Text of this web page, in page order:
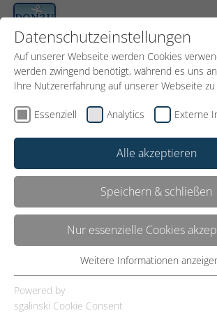
BUDAPEST
Datenschutzeinstellungen
Auf unserer Webseite werden Cookies
werden zwingend benötigt, während es uns
Ihre Nutzererfahrung auf unserer Webseite
Essenziell Analytics Externe
Alle akzeptieren
Speichern & schließen
Nur essenzielle Cookies
Essenzielle Cookies werden für
Webseite benötigt. Dadurch ist gewährleistet,
Weitere Informationen
Powered by
sgalinski Cookie Consent